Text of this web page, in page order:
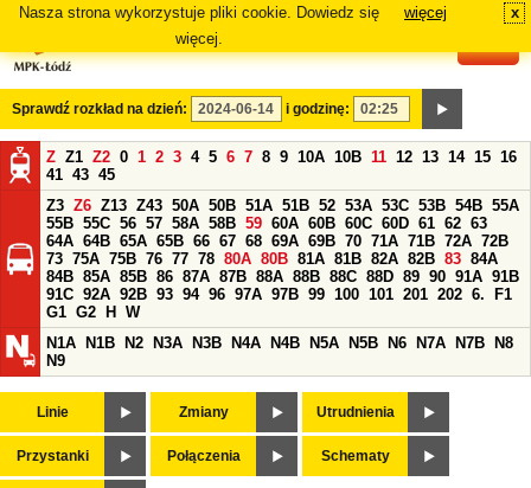
Nasza strona wykorzystuje pliki cookie. Dowiedz się
więcej.
więcej x
Sprawdź rozkład na dzień: i godzinę:
Z Z1 Z2 0 1 2 3 4 5 6 7 8 9 10A 10B 11 12 13 14 15 16
41 43 45
Z3 Z6 Z13 Z43 50A 50B 51A 51B 52 53A 53C 53B 54B 55A
55B 55C 56 57 58A 58B 59 60A 60B 60C 60D 61 62 63
64A 64B 65A 65B 66 67 68 69A 69B 70 71A 71B 72A 72B
73 75A 75B 76 77 78 80A 80B 81A 81B 82A 82B 83 84A
84B 85A 85B 86 87A 87B 88A 88B 88C 88D 89 90 91A 91B
91C 92A 92B 93 94 96 97A 97B 99 100 101 201 202 6.
F1
G1 G2 H
W
N1A
N1B N2 N3A N3B N4A N4B N5A N5B N6 N7A N7B
N8
N9
Linie Zmiany Utrudnienia
Przystanki Połączenia Schematy